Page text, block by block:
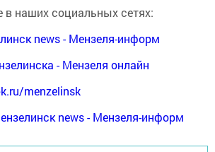
в наших социальных сетях:
news - Мензеля-информ
- Мензеля онлайн
menzelinsk
news - Мензеля-информ